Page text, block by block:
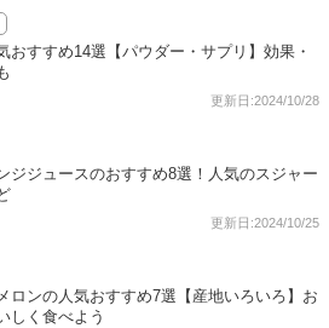
おすすめ14選【パウダー・サプリ】効果・
更新日:2024/10/28
ジジュースのおすすめ8選！人気のスジャー
更新日:2024/10/25
ロンの人気おすすめ7選【産地いろいろ】お
しく食べよう